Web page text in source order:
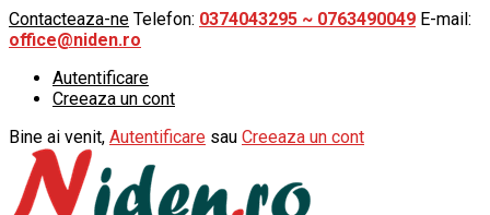
Contacteaza-ne Telefon: 0374043295 ~ 0763490049 E-mail:
office@niden.ro
Autentificare
Creeaza un cont
Bine ai venit, Autentificare sau Creeaza un cont